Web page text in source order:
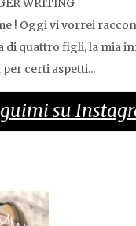
WRITING
! Oggi vi vorrei
di quattro figli, la mia
certi aspetti...
su